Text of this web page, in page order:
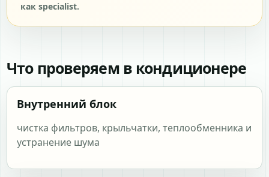
как specialist.
Что проверяем в кондиционере
Внутренний блок
чистка фильтров, крыльчатки, теплообменника и
устранение шума